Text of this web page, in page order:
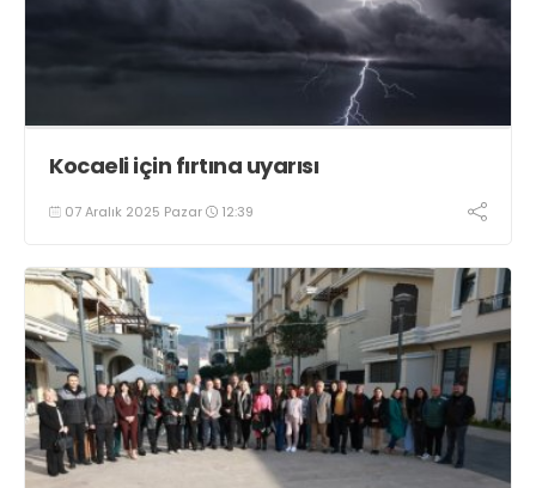
Kocaeli için fırtına uyarısı
07 Aralık 2025 Pazar 12:39